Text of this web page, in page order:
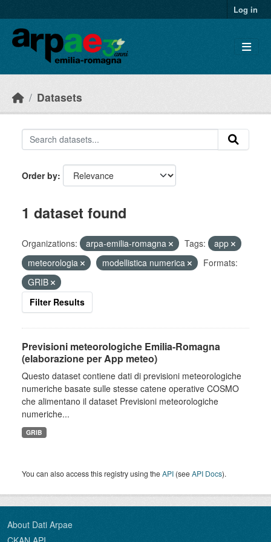
Log in
Datasets
Order by
1 dataset found
Organizations: arpa-emilia-romagna Tags:
app
meteorologia
modellistica numerica
Formats:
GRIB
Filter Results
Previsioni meteorologiche Emilia-Romagna
(elaborazione per App meteo)
Questo dataset contiene dati di previsioni meteorologiche
numeriche basate sulle stesse catene operative COSMO
che alimentano il dataset Previsioni meteorologiche
numeriche...
GRIB
You can also access this registry using theAPI (seeAPI Docs).
About Dati Arpae